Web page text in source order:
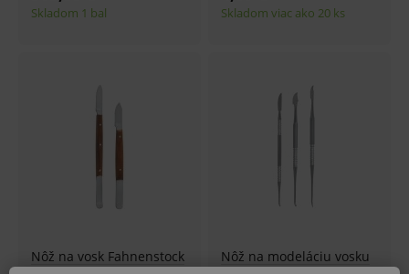
Skladom 1 bal Skladom viac ako 20 ks
Nôž na vosk Fahnenstock
Nôž na modeláciu vosku